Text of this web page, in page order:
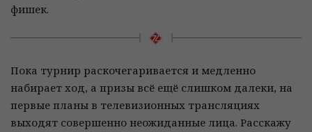
фишек.
Пока турнир раскочегаривается и медленно
набирает ход, а призы всё ещё слишком далеки, на
первые планы в телевизионных трансляциях
выходят совершенно неожиданные лица. Расскажу